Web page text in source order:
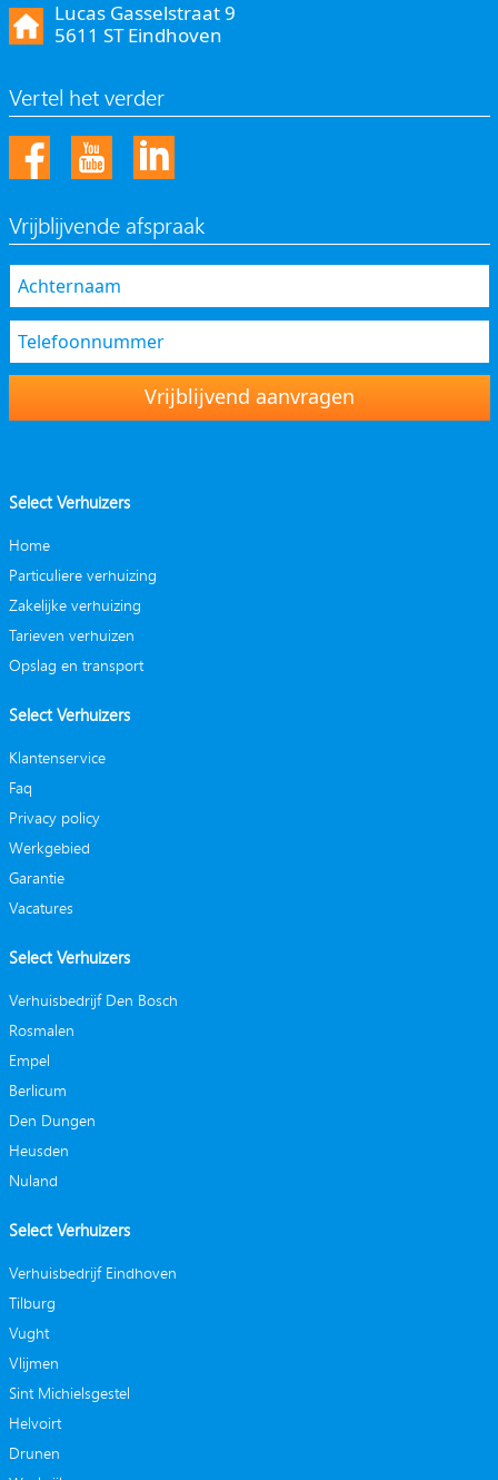
Lucas Gasselstraat 9
5611 ST Eindhoven
Vertel het verder
Vrijblijvende afspraak
Vrijblijvend aanvragen
Select Verhuizers
Home
Particuliere verhuizing
Zakelijke verhuizing
Tarieven verhuizen
Opslag en transport
Select Verhuizers
Klantenservice
Faq
Privacy policy
Werkgebied
Garantie
Vacatures
Select Verhuizers
Verhuisbedrijf Den Bosch
Rosmalen
Empel
Berlicum
Den Dungen
Heusden
Nuland
Select Verhuizers
Verhuisbedrijf Eindhoven
Tilburg
Vught
Vlijmen
Sint Michielsgestel
Helvoirt
Drunen